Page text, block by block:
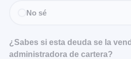
No sé
¿Sabes si esta deuda se la
administradora de cartera?